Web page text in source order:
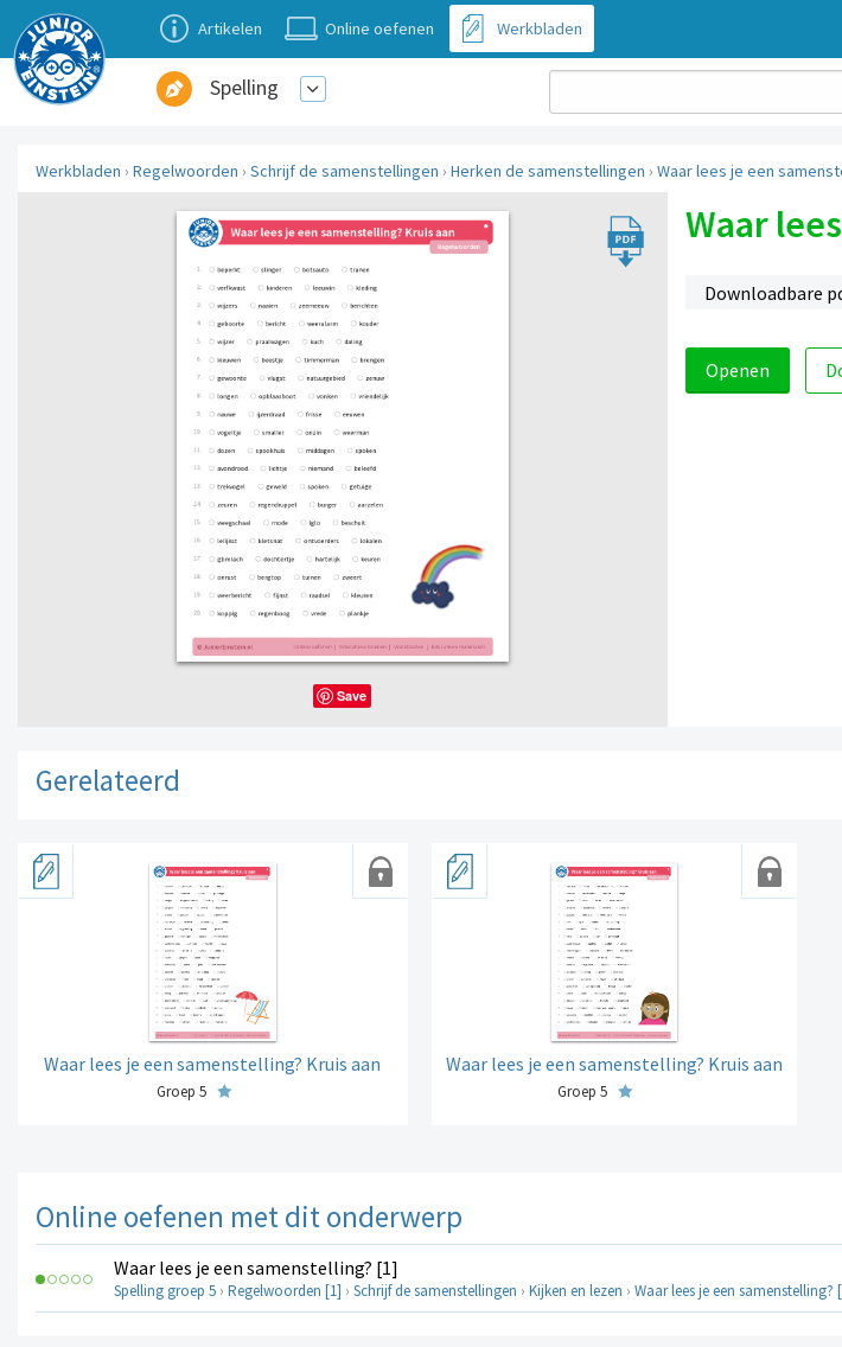
Artikelen Online oefenen Werkbladen
Spelling
Werkbladen › Regelwoorden › Schrijf de samenstellingen › Herken de samenstellingen › Waar lees je een
Waar
Downloadbare
Openen
Save
Gerelateerd
Waar lees je een samenstelling? Kruis aan
Groep 5
Waar lees je een samenstelling? Kruis aan
Groep 5
Online oefenen met dit onderwerp
Waar lees je een samenstelling? [1]
Spelling groep 5 › Regelwoorden [1] › Schrijf de samenstellingen › Kijken en lezen › Waar lees je een samenstelling?